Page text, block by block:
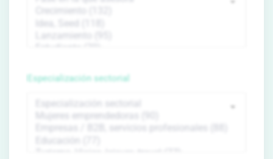
Especialización sectorial